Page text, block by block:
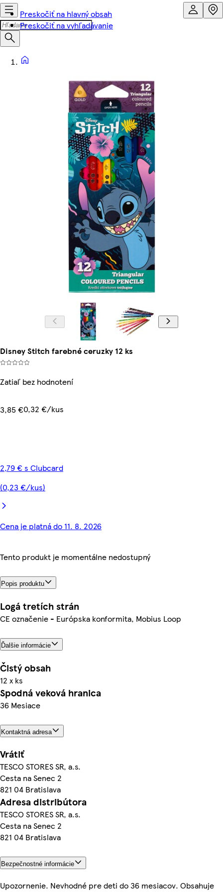
Preskočiť na hlavný obsah
Preskočiť na vyhľadávanie
Disney Stitch farebné ceruzky 12 ks
Zatiaľ bez hodnotení
3,85 €0,32 €/kus
2,79 € s Clubcard
(0,23 €/kus)
Cena je platná do 11. 8. 2026
Tento produkt je momentálne nedostupný
Popis produktu
Logá tretích strán
CE označenie - Európska konformita, Mobius Loop
Ďalšie informácie
Čistý obsah
12 x ks
Spodná veková hranica
36 Mesiace
Kontaktná adresa
Vrátiť
TESCO STORES SR, a.s.
Cesta na Senec 2
821 04 Bratislava
Adresa distribútora
TESCO STORES SR, a.s.
Cesta na Senec 2
821 04 Bratislava
Bezpečnostné informácie
Upozornenie. Nevhodné pre deti do 36 mesiacov. Obsahuje